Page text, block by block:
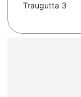
Traugutta 3